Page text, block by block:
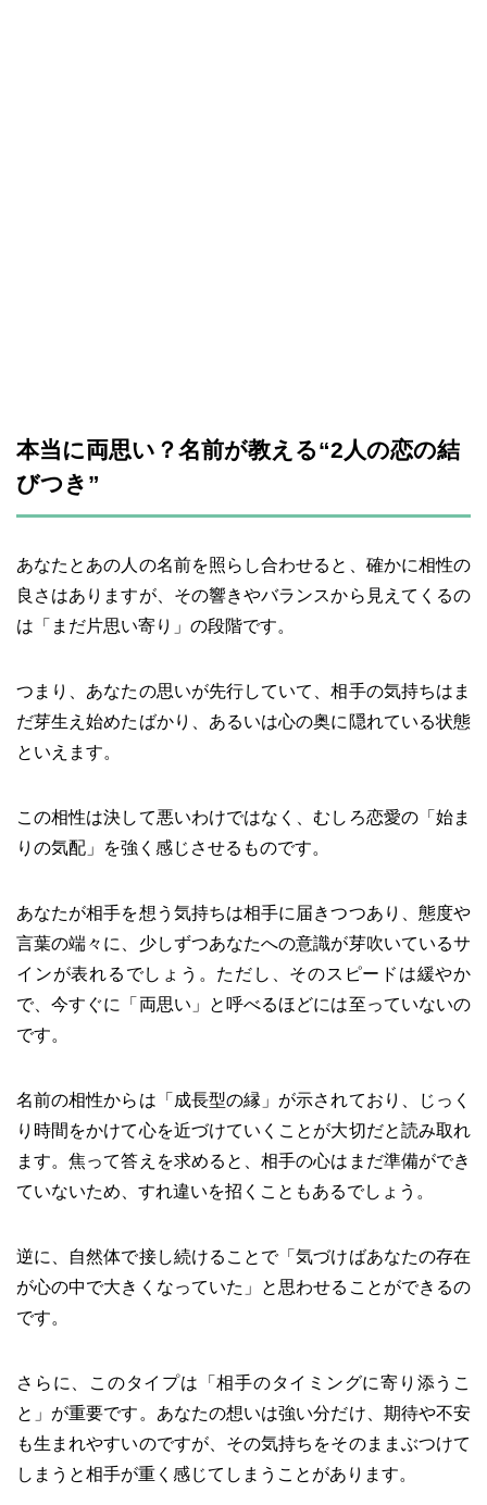
本当に両思い？名前が教える“2人の恋の結
びつき”
あなたとあの人の名前を照らし合わせると、確かに相性の
良さはありますが、その響きやバランスから見えてくるの
は「まだ片思い寄り」の段階です。
つまり、あなたの思いが先行していて、相手の気持ちはま
だ芽生え始めたばかり、あるいは心の奥に隠れている状態
といえます。
この相性は決して悪いわけではなく、むしろ恋愛の「始ま
りの気配」を強く感じさせるものです。
あなたが相手を想う気持ちは相手に届きつつあり、態度や
言葉の端々に、少しずつあなたへの意識が芽吹いているサ
インが表れるでしょう。ただし、そのスピードは緩やか
で、今すぐに「両思い」と呼べるほどには至っていないの
です。
名前の相性からは「成長型の縁」が示されており、じっく
り時間をかけて心を近づけていくことが大切だと読み取れ
ます。焦って答えを求めると、相手の心はまだ準備ができ
ていないため、すれ違いを招くこともあるでしょう。
逆に、自然体で接し続けることで「気づけばあなたの存在
が心の中で大きくなっていた」と思わせることができるの
です。
さらに、このタイプは「相手のタイミングに寄り添うこ
と」が重要です。あなたの想いは強い分だけ、期待や不安
も生まれやすいのですが、その気持ちをそのままぶつけて
しまうと相手が重く感じてしまうことがあります。